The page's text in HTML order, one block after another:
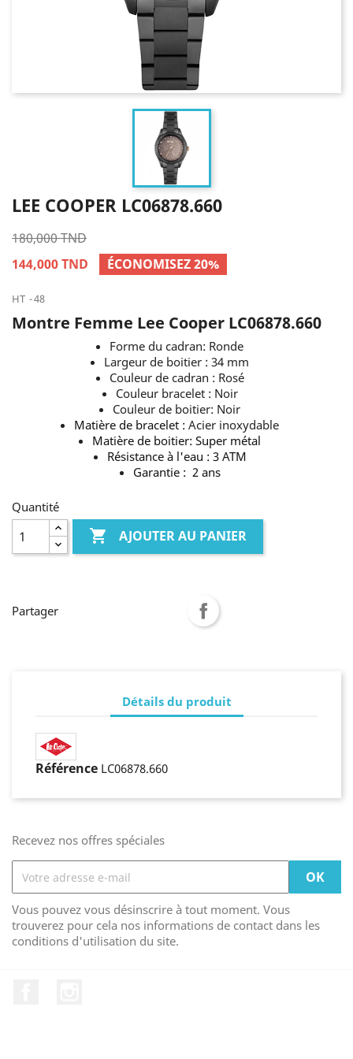
LEE COOPER LC06878.660
180,000 TND
144,000 TND
ÉCONOMISEZ 20%
HT 48
Montre Femme Lee Cooper LC06878.660
Forme du cadran: Ronde
Largeur de boitier : 34 mm
Couleur de cadran : Rosé
Couleur bracelet : Noir
Couleur de boitier: Noir
Matière de bracelet : Acier inoxydable
Matière de boitier: Super métal
Résistance à l'eau : 3 ATM
Garantie : 2 ans
Quantité
 AJOUTER AU PANIER
Partager
Détails du produit
Référence LC06878.660
Recevez nos offres spéciales
Vous pouvez vous désinscrire à tout moment. Vous
trouverez pour cela nos informations de contact dans les
conditions d'utilisation du site.